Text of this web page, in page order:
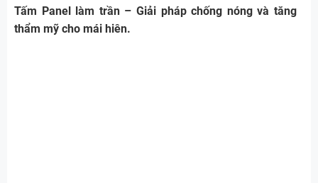
Tấm Panel làm trần – Giải pháp chống nóng và tăng
thẩm mỹ cho mái hiên.